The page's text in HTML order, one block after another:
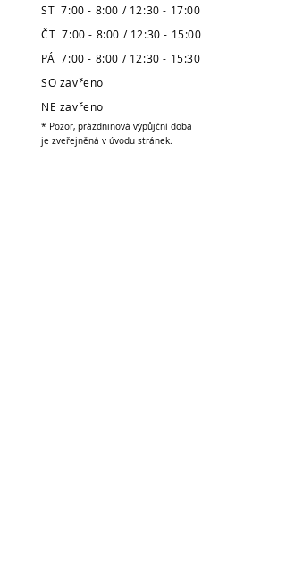
ST 7:00 - 8:00 / 12:30 - 17:00
ČT 7:00 - 8:00 / 12:30 - 15:00
PÁ 7:00 - 8:00 / 12:30 - 15:30
SO zavřeno
NE zavřeno
* Pozor, prázdninová výpůjční doba
je zveřejněná v úvodu stránek.